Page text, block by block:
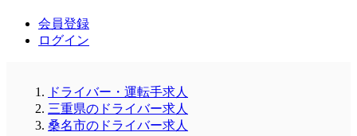
会員登録
ログイン
ドライバー・運転手求人
三重県のドライバー求人
桑名市のドライバー求人